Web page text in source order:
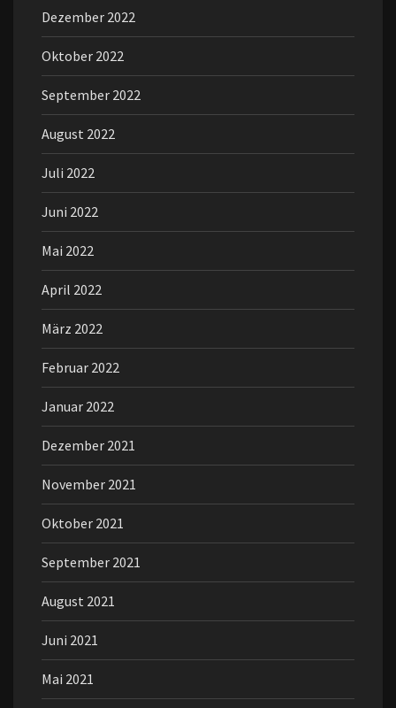
Dezember 2022
Oktober 2022
September 2022
August 2022
Juli 2022
Juni 2022
Mai 2022
April 2022
März 2022
Februar 2022
Januar 2022
Dezember 2021
November 2021
Oktober 2021
September 2021
August 2021
Juni 2021
Mai 2021